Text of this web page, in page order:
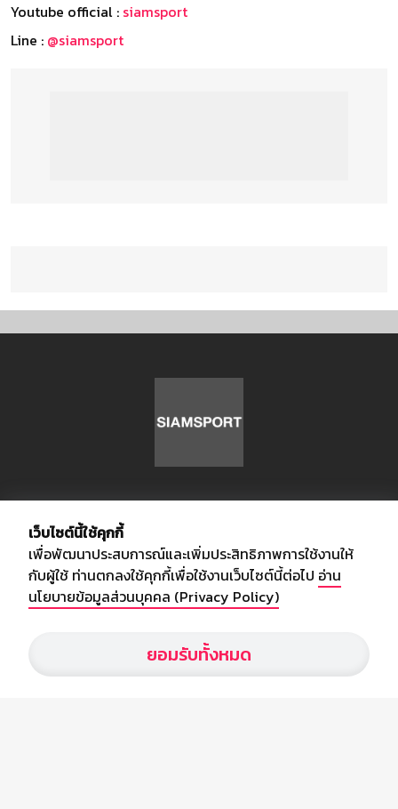
Youtube official : siamsport
Line : @siamsport
อัพเดทข่าวสารวงการกีฬา ฟุตบอล ผลบอล ผลฟุตบอลทั่วโลก ฟรีเมียร์
ลีก ไทยลีก ฟุตบอลโลก ยูฟ่าแซมเปี้ยนส์ลีก พร้อมทั้งวิเคราะห์บอล จาก
สยามกีฬา สตาร์ชอคเก้อร์ สปอร์ตพูล
เว็บไซต์นี้ใช้คุกกี้
เพื่อพัฒนาประสบการณ์และเพิ่มประสิทธิภาพการใช้งานให้
กับผู้ใช้ ท่านตกลงใช้คุกกี้เพื่อใช้งานเว็บไซต์นี้ต่อไป อ่าน
นโยบายข้อมูลส่วนบุคคล (Privacy Policy)
ยอมรับทั้งหมด